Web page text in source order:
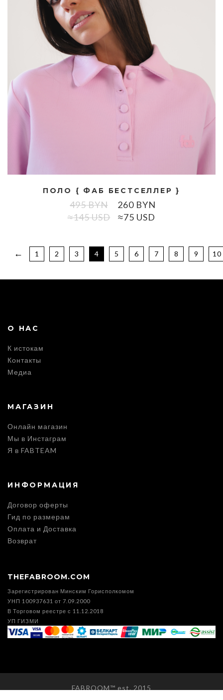
ПОЛО { ФАБ БЕСТСЕЛЛЕР }
495BYN
≈145 USD
260BYN
≈75 USD
← 1 2 3 4 5 6 7 8 9 10
О НАС
К истокам
Контакты
Медиа
МАГАЗИН
Онлайн магазин
Мы в Инстаграм
Я в FABTEAM
ИНФОРМАЦИЯ
Договор оферты
Гид по размерам
Оплата и Доставка
Возврат
THEFABROOM.COM
Зарегистрирован Минским Горисполкомом
УНП 100937631 от 7.09.2000
В Торговом реестре с 11.12.2018
УП ГИЗМИ
FABROOM™ est. 2015